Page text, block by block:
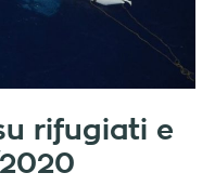
rifugiati e